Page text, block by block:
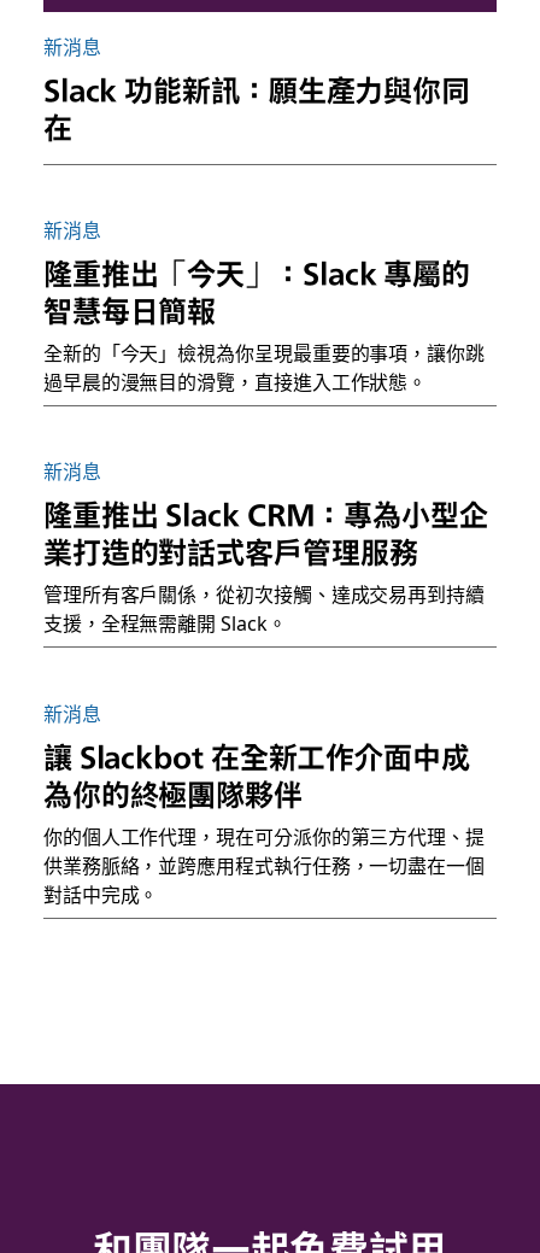
新消息
Slack 功能新訊：願生產力與你同
在
新消息
隆重推出「今天」：Slack 專屬的
智慧每日簡報
全新的「今天」檢視為你呈現最重要的事項，讓你跳
過早晨的漫無目的滑覽，直接進入工作狀態。
新消息
隆重推出 Slack CRM：專為小型企
業打造的對話式客戶管理服務
管理所有客戶關係，從初次接觸、達成交易再到持續
支援，全程無需離開 Slack。
新消息
讓 Slackbot 在全新工作介面中成
為你的終極團隊夥伴
你的個人工作代理，現在可分派你的第三方代理、提
供業務脈絡，並跨應用程式執行任務，一切盡在一個
對話中完成。